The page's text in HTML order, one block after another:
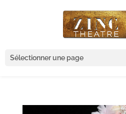
Sélectionner une page